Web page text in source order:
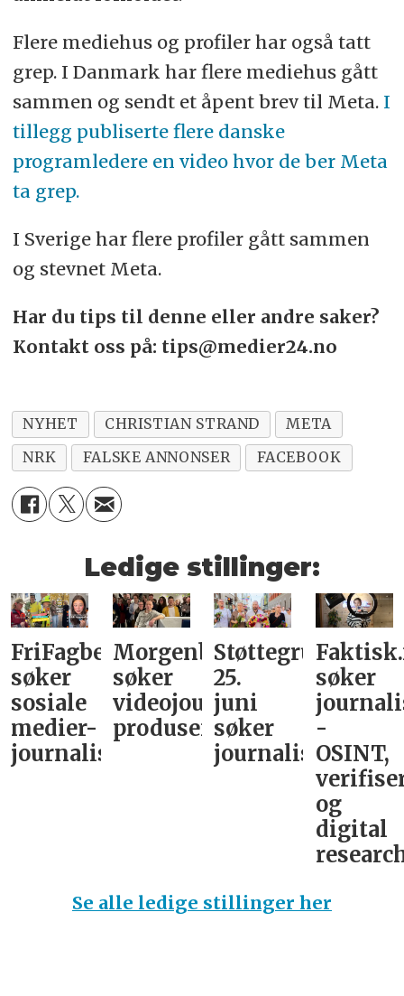
Flere mediehus og profiler har også tatt
grep. I Danmark har flere mediehus gått
sammen og sendt et åpent brev til Meta. I
tillegg publiserte flere danske
programledere en video hvor de ber Meta
ta grep.
I Sverige har flere profiler gått sammen
og stevnet Meta.
Har du tips til denne eller andre saker?
Kontakt oss på: tips@medier24.no
NYHET CHRISTIAN STRAND
META
NRK
FALSKE ANNONSER FACEBOOK
Ledige stillinger:
FriFagbevegelse
søker
sosiale
medier-
journalist
Morgenbladet
søker
videojournalist/podkast-
produsent
Støttegruppa
25.
juni
søker
journalist
søker
-
OSINT,
og
digital
Se alle ledige stillinger her